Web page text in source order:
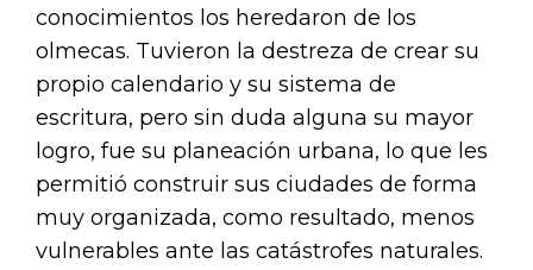
conocimientos los heredaron de los
olmecas. Tuvieron la destreza de crear su
propio calendario y su sistema de
escritura, pero sin duda alguna su mayor
logro, fue su planeación urbana, lo que les
permitió construir sus ciudades de forma
muy organizada, como resultado, menos
vulnerables ante las catástrofes naturales.